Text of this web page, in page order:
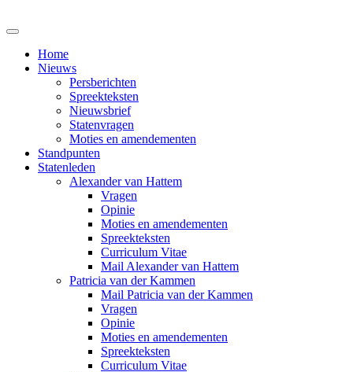
Home
Nieuws
Persberichten
Spreekteksten
Nieuwsbrief
Statenvragen
Moties en amendementen
Standpunten
Statenleden
Alexander van Hattem
Vragen
Opinie
Moties en amendementen
Spreekteksten
Curriculum Vitae
Mail Alexander van Hattem
Patricia van der Kammen
Mail Patricia van der Kammen
Vragen
Opinie
Moties en amendementen
Spreekteksten
Curriculum Vitae